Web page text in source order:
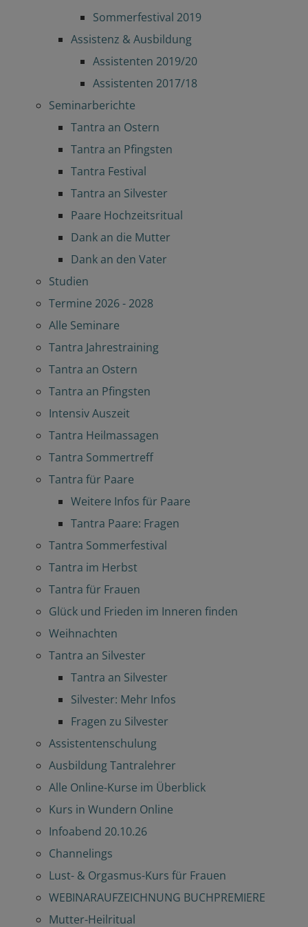
Sommerfestival 2019
Assistenz & Ausbildung
Assistenten 2019/20
Assistenten 2017/18
Seminarberichte
Tantra an Ostern
Tantra an Pfingsten
Tantra Festival
Tantra an Silvester
Paare Hochzeitsritual
Dank an die Mutter
Dank an den Vater
Studien
Termine 2026 - 2028
Alle Seminare
Tantra Jahrestraining
Tantra an Ostern
Tantra an Pfingsten
Intensiv Auszeit
Tantra Heilmassagen
Tantra Sommertreff
Tantra für Paare
Weitere Infos für Paare
Tantra Paare: Fragen
Tantra Sommerfestival
Tantra im Herbst
Tantra für Frauen
Glück und Frieden im Inneren finden
Weihnachten
Tantra an Silvester
Tantra an Silvester
Silvester: Mehr Infos
Fragen zu Silvester
Assistentenschulung
Ausbildung Tantralehrer
Alle Online-Kurse im Überblick
Kurs in Wundern Online
Infoabend 20.10.26
Channelings
Lust- & Orgasmus-Kurs für Frauen
WEBINARAUFZEICHNUNG BUCHPREMIERE
Mutter-Heilritual